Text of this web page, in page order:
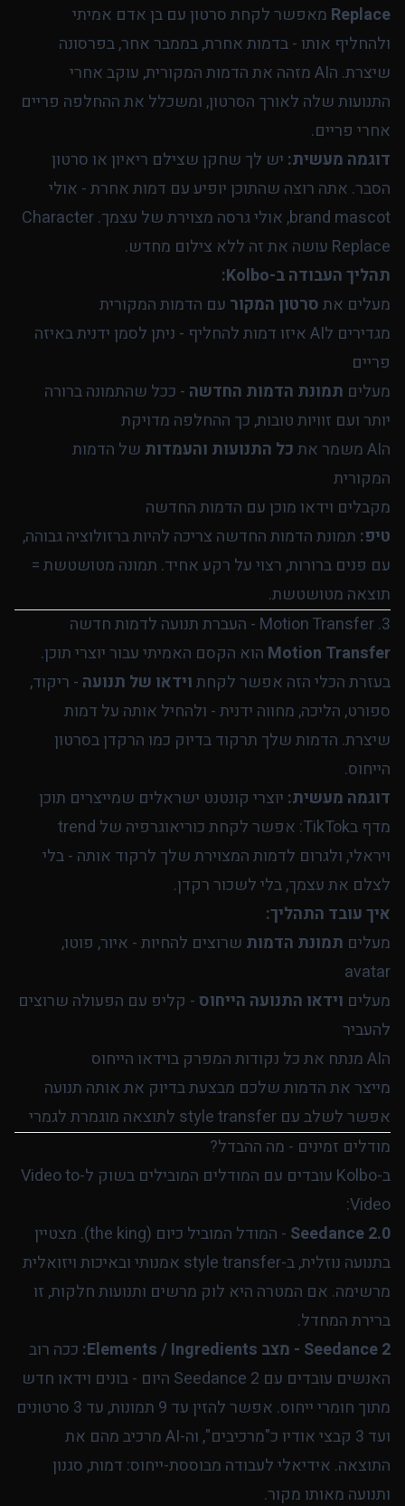
Replace מאפשר לקחת סרטון עם בן אדם אמיתי
ולהחליף אותו - בדמות אחרת, בממבר אחר, בפרסונה
שיצרת. הAI מזהה את הדמות המקורית, עוקב אחרי
התנועות שלה לאורך הסרטון, ומשכלל את ההחלפה פריים
אחרי פריים.
דוגמה מעשית: יש לך שחקן שצילם ריאיון או סרטון
הסבר. אתה רוצה שהתוכן יופיע עם דמות אחרת - אולי
brand mascot, אולי גרסה מצוירת של עצמך. Character
Replace עושה את זה ללא צילום מחדש.
תהליך העבודה ב-Kolbo:
מעלים אתסרטון המקור עם הדמות המקורית
מגדירים לAI איזו דמות להחליף - ניתן לסמן ידנית באיזה
פריים
מעלים תמונת הדמות החדשה - ככל שהתמונה ברורה
יותר ועם זוויות טובות, כך ההחלפה מדויקת
הAI משמר את
כל התנועות והעמדות של הדמות
המקורית
מקבלים וידאו מוכן עם הדמות החדשה
טיפ: תמונת הדמות החדשה צריכה להיות ברזולוציה גבוהה,
עם פנים ברורות, רצוי על רקע אחיד. תמונה מטושטשת =
תוצאה מטושטשת.
3. Motion Transfer - העברת תנועה לדמות חדשה
Motion Transfer הוא הקסם האמיתי עבור יוצרי תוכן.
בעזרת הכלי הזה אפשר לקחתוידאו של תנועה - ריקוד,
ספורט, הליכה, מחווה ידנית - ולהחיל אותה על דמות
שיצרת. הדמות שלך תרקוד בדיוק כמו הרקדן בסרטון
הייחוס.
דוגמה מעשית: יוצרי קונטנט ישראלים שמייצרים תוכן
מדף בTikTok: אפשר לקחת כוריאוגרפיה של trend
ויראלי, ולגרום לדמות המצוירת שלך לרקוד אותה - בלי
לצלם את עצמך, בלי לשכור רקדן.
איך עובד התהליך:
מעלים תמונת הדמות שרוצים להחיות - איור, פוטו,
avatar
מעלים וידאו התנועה הייחוס- קליפ עם הפעולה שרוצים
להעביר
הAI מנתח את כל נקודות המפרק בוידאו הייחוס
מייצר את הדמות שלכם מבצעת בדיוק את אותה תנועה
אפשר לשלב עם style transfer לתוצאה מוגמרת לגמרי
מודלים זמינים - מה ההבדל?
ב-Kolbo עובדים עם המודלים המובילים בשוק ל-Video to
Video:
Seedance 2.0
- המודל המוביל כיום (the king). מצטיין
בתנועה נוזלית, ב-style transfer אמנותי ובאיכות ויזואלית
מרשימה. אם המטרה היא לוק מרשים ותנועות חלקות, זו
ברירת המחדל.
Seedance 2 - מצב Elements / Ingredients:
ככה רוב
האנשים עובדים עם Seedance 2 היום - בונים וידאו חדש
מתוך חומרי ייחוס. אפשר להזין עד 9 תמונות, עד 3 סרטונים
ועד 3 קבצי אודיו כ"מרכיבים", וה-AI מרכיב מהם את
התוצאה. אידיאלי לעבודה מבוססת-ייחוס: דמות, סגנון
ותנועה מאותו מקור.